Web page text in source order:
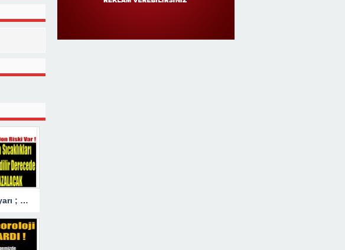
Valilikten Kritik Uyarı ; Hava Sıcaklığı Hissedilir Derecede Azalacak!